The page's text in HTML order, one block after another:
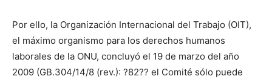
Por ello, la Organización Internacional del Trabajo (OIT),
el máximo organismo para los derechos humanos
laborales de la ONU, concluyó el 19 de marzo del año
2009 (GB.304/14/8 (rev.): ?82?? el Comité sólo puede